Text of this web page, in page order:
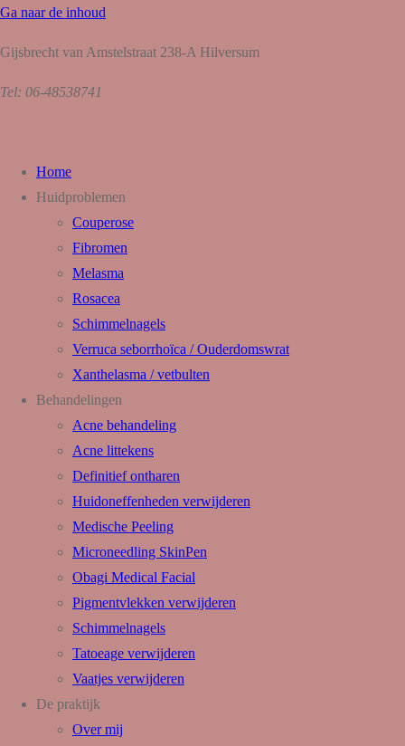
Ga naar de inhoud
Gijsbrecht van Amstelstraat 238-A Hilversum
Tel: 06-48538741
Home
Huidproblemen
Couperose
Fibromen
Melasma
Rosacea
Schimmelnagels
Verruca seborrhoïca / Ouderdomswrat
Xanthelasma / vetbulten
Behandelingen
Acne behandeling
Acne littekens
Definitief ontharen
Huidoneffenheden verwijderen
Medische Peeling
Microneedling SkinPen
Obagi Medical Facial
Pigmentvlekken verwijderen
Schimmelnagels
Tatoeage verwijderen
Vaatjes verwijderen
De praktijk
Over mij